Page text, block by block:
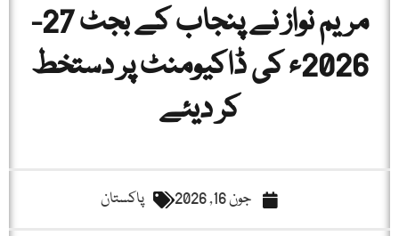
مریم نواز نے پنجاب کے بجٹ 27-
2026ء کی ڈاکیومنٹ پر دستخط
کر دیئے
جون 16, 2026 پاکستان